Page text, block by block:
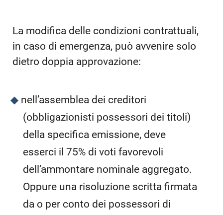
La modifica delle condizioni contrattuali,
in caso di emergenza, può avvenire solo
dietro doppia approvazione:
nell’assemblea dei creditori
(obbligazionisti possessori dei titoli)
della specifica emissione, deve
esserci il 75% di voti favorevoli
dell’ammontare nominale aggregato.
Oppure una risoluzione scritta firmata
da o per conto dei possessori di